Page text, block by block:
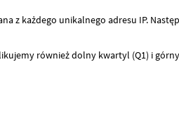
każdego unikalnego adresu IP.
również dolny kwartyl (Q1) i